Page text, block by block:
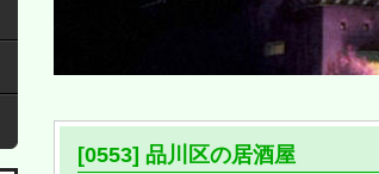
[0553] 品川区の居酒屋